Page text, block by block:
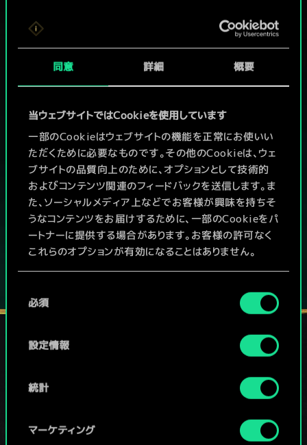
同意 詳細 概要
当ウェブサイトではCookieを使用しています
一部のCookieはウェブサイトの機能を正常にお使いい
ただくために必要なものです。その他のCookieは、ウェ
ブサイトの品質向上のために、オプションとして技術的
およびコンテンツ関連のフィードバックを送信します。ま
た、ソーシャルメディア上などでお客様が興味を持ちそ
うなコンテンツをお届けするために、一部のCookieをパ
ートナーに提供する場合があります。お客様の許可なく
これらのオプションが有効になることはありません。
詳細は、下記の「設定」メニューでご確認ください。
必須
設定情報
統計
マーケティング
グウェントでひと勝負といかない
か？
PCで無料プレイ！
本作はアイテム課金型の基本無料ゲームです
その他対応機種：
ソーシャルメディア